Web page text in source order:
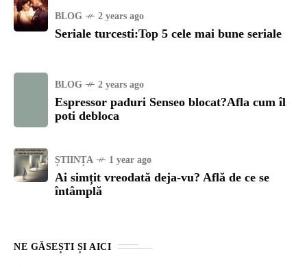
BLOG 2 years ago
Seriale turcesti:Top 5 cele mai bune seriale
BLOG 2 years ago
Espressor paduri Senseo blocat?Afla cum îl
poti debloca
ȘTIINȚA 1 year ago
Ai simțit vreodată deja-vu? Află de ce se
întâmplă
NE GĂSEȘTI ȘI AICI